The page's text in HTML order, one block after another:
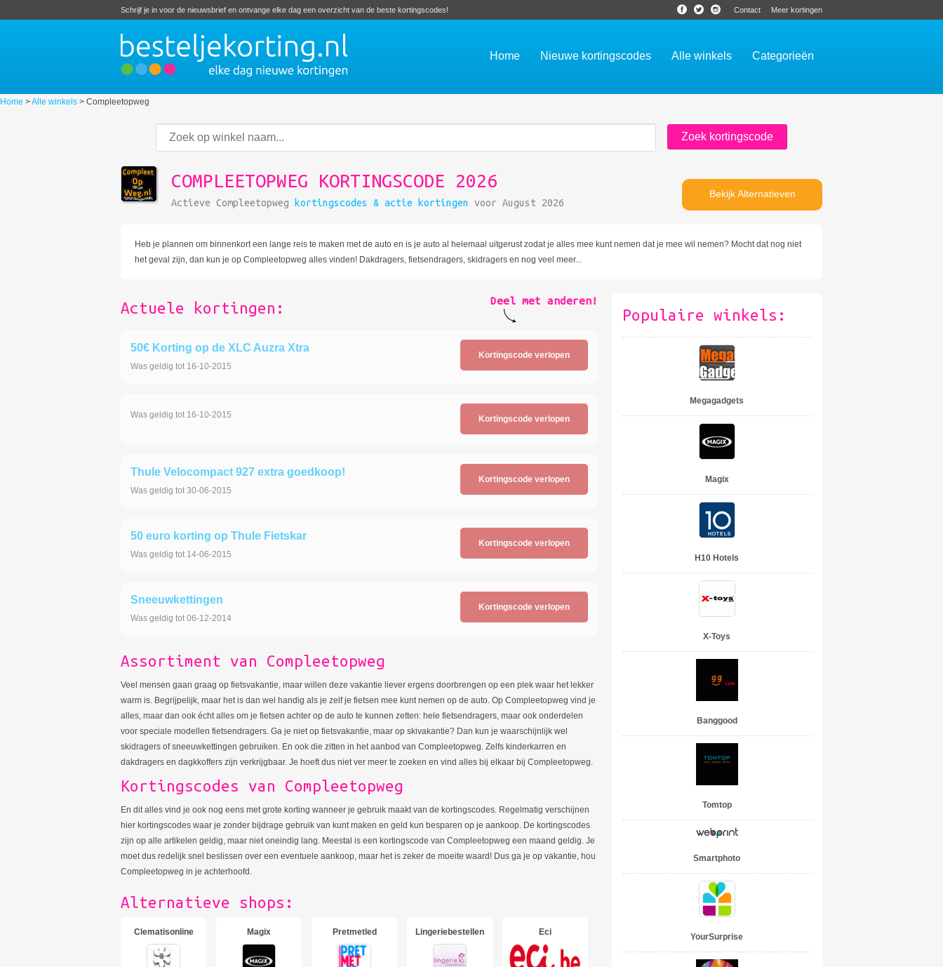
Schrijf je in voor de nieuwsbrief en ontvange elke dag een overzicht van de beste kortingscodes! Contact Meer kortingen
Home Nieuwe kortingscodes Alle winkels Categorieën
Home >Alle winkels > Compleetopweg
COMPLEETOPWEG KORTINGSCODE 2026
Actieve Compleetopweg kortingscodes & actie kortingen voor August 2026
Bekijk Alternatieven
Heb je plannen om binnenkort een lange reis te maken met de auto en is je auto al helemaal uitgerust zodat je alles mee kunt nemen dat je mee wil nemen? Mocht dat nog niet
het geval zijn, dan kun je op Compleetopweg alles vinden! Dakdragers, fietsendragers, skidragers en nog veel meer...
Actuele kortingen: Deel met anderen!
50€ Korting op de XLC Auzra Xtra
Kortingscode verlopen
Was geldig tot 16-10-2015
Kortingscode verlopen
Was geldig tot 16-10-2015
Thule Velocompact 927 extra goedkoop!
Kortingscode verlopen
Was geldig tot 30-06-2015
50 euro korting op Thule Fietskar
Kortingscode verlopen
Was geldig tot 14-06-2015
Sneeuwkettingen
Kortingscode verlopen
Was geldig tot 06-12-2014
Assortiment van Compleetopweg
Veel mensen gaan graag op fietsvakantie, maar willen deze vakantie liever ergens doorbrengen op een plek waar het lekker
warm is. Begrijpelijk, maar het is dan wel handig als je zelf je fietsen mee kunt nemen op de auto. Op Compleetopweg vind je
alles, maar dan ook écht alles om je fietsen achter op de auto te kunnen zetten: hele fietsendragers, maar ook onderdelen
voor speciale modellen fietsendragers. Ga je niet op fietsvakantie, maar op skivakantie? Dan kun je waarschijnlijk wel
skidragers of sneeuwkettingen gebruiken. En ook die zitten in het aanbod van Compleetopweg. Zelfs kinderkarren en
dakdragers en dagkkoffers zijn verkrijgbaar. Je hoeft dus niet ver meer te zoeken en vind alles bij elkaar bij Compleetopweg.
Kortingscodes van Compleetopweg
En dit alles vind je ook nog eens met grote korting wanneer je gebruik maakt van de kortingscodes. Regelmatig verschijnen
hier kortingscodes waar je zonder bijdrage gebruik van kunt maken en geld kun besparen op je aankoop. De kortingscodes
zijn op alle artikelen geldig, maar niet oneindig lang. Meestal is een kortingscode van Compleetopweg een maand geldig. Je
moet dus redelijk snel beslissen over een eventuele aankoop, maar het is zeker de moeite waard! Dus ga je op vakantie, hou
Compleetopweg in je achterhoofd.
Alternatieve shops:
Clematisonline Magix Pretmetled Lingeriebestellen Eci
Populaire winkels:
Megagadgets
Magix
H10 Hotels
X-Toys
Banggood
Tomtop
Smartphoto
YourSurprise